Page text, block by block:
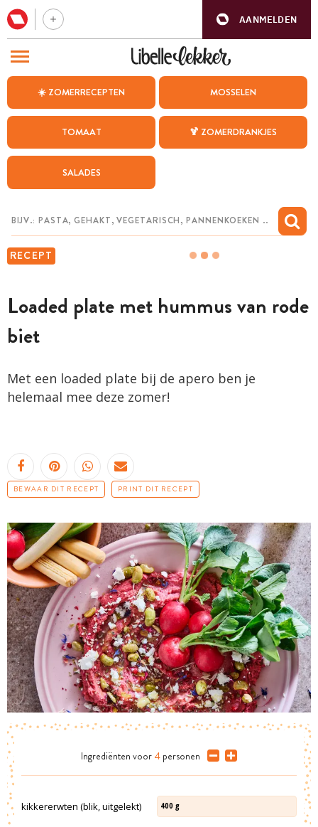
AANMELDEN
☀️ ZOMERRECEPTEN MOSSELEN
TOMAAT 🍹 ZOMERDRANKJES
SALADES
RECEPT
Loaded plate met hummus van rode
biet
Met een loaded plate bij de apero ben je
helemaal mee deze zomer!
BEWAAR DIT RECEPT PRINT DIT RECEPT
Ingrediënten voor 4 personen
kikkererwten (blik, uitgelekt) 400 g
BEZOEK ONZE ANDERE WEBSITES
WEEKMENU
CHAT MET MAIA
MIJN BEWAARDE RECEPTEN